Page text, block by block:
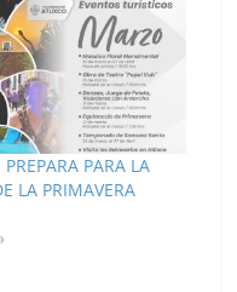
PARA LA
LA PRIMAVERA